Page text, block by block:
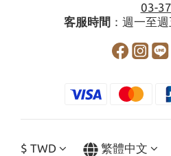
03-
客服時間 ：週一至
$ TWD 繁體中文